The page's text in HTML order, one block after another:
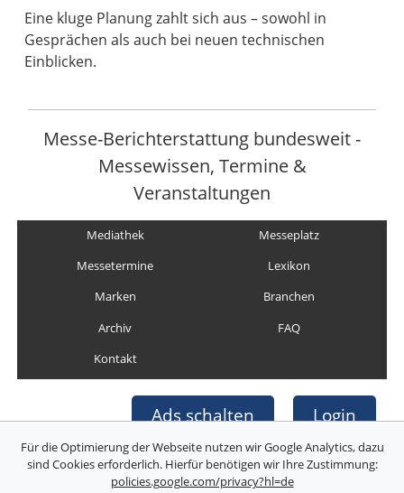
Eine kluge Planung zahlt sich aus – sowohl in
Gesprächen als auch bei neuen technischen
Einblicken.
Messe-Berichterstattung bundesweit -
Messewissen, Termine &
Veranstaltungen
Mediathek
Messeplatz
Messetermine
Lexikon
Marken
Branchen
Archiv
FAQ
Kontakt
Ads schalten Login
Copyright © Deutsche Messefilm & Medien GmbH
Für die Optimierung der Webseite nutzen wir Google Analytics, dazu
sind Cookies erforderlich. Hierfür benötigen wir Ihre Zustimmung:
policies.google.com/privacy?hl=de